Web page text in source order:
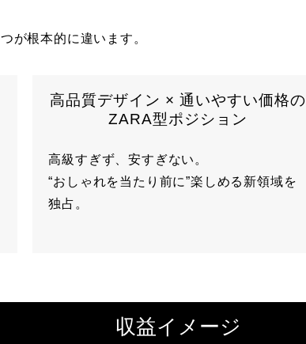
が根本的に違います。
高品質デザイン × 通いやすい価格の
ZARA型ポジション
高級すぎず、安すぎない。
“おしゃれを当たり前に”楽しめる新領域を
独占。
収益イメージ